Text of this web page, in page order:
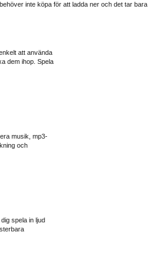
inte köpa för att ladda ner och det tar bara
att använda
dem ihop. Spela
musik, mp3-
och
spela in ljud